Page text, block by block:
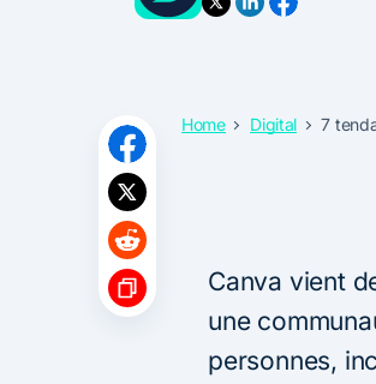
Home Digital 7
Canva vient
une
personnes,